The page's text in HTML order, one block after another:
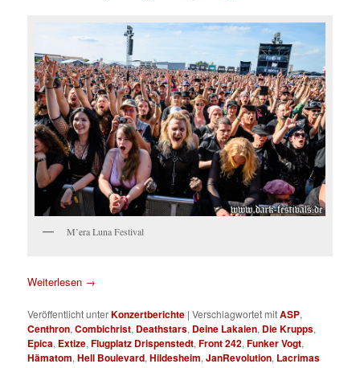
M’era Luna Festival
Weiterlesen →
Veröffentlicht unterKonzertberichte |Verschlagwortet mitASP,
Centhron,Combichrist, Deathstars, Deine Lakaien, Die Krupps,
Epica, Extize,Flugplatz Drispenstedt,Front 242,Funker Vogt,
Hämatom,Hell Boulevard,Hildesheim,JanRevolution, Lacrimas